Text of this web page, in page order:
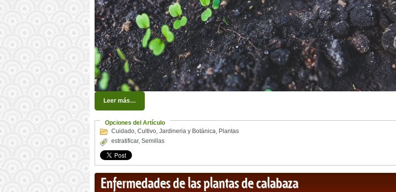
Leer más…
Opciones del Artículo
Cuidado, Cultivo, Jardineria y Botánica, Plantas
estratificar, Semillas
Enfermedades de las plantas de calabaza